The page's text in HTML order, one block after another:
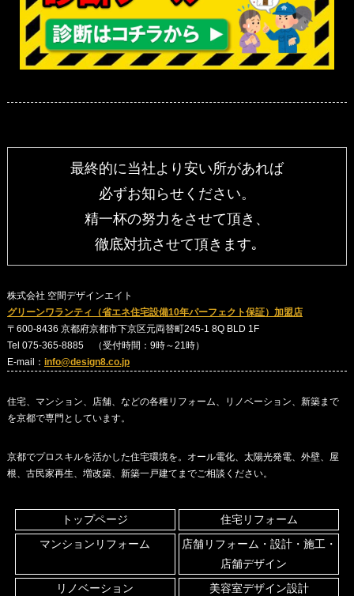
最終的に当社より安い所があれば
必ずお知らせください。
精一杯の努力をさせて頂き、
徹底対抗させて頂きます｡
株式会社 空間デザインエイト
グリーンワランティ（省エネ住宅設備10年パーフェクト保証）加盟店
〒600-8436 京都府京都市下京区元両替町245-1 8Q BLD 1F
Tel 075-365-8885 （受付時間：9時～21時）
E-mail： info@design8.co.jp
住宅、マンション、店舗、などの各種リフォーム、リノベーション、新築まで
を京都で専門としています。
京都でプロスキルを活かした住宅環境を。オール電化、太陽光発電、外壁、屋
根、古民家再生、増改築、新築一戸建てまでご相談ください。
トップページ
住宅リフォーム
マンションリフォーム
店舗リフォーム・設計・施工・
店舗デザイン
リノベーション
美容室デザイン設計